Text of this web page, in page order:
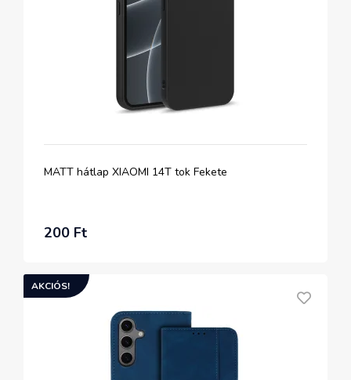
MATT hátlap XIAOMI 14T tok Fekete
200 Ft
AKCIÓS!